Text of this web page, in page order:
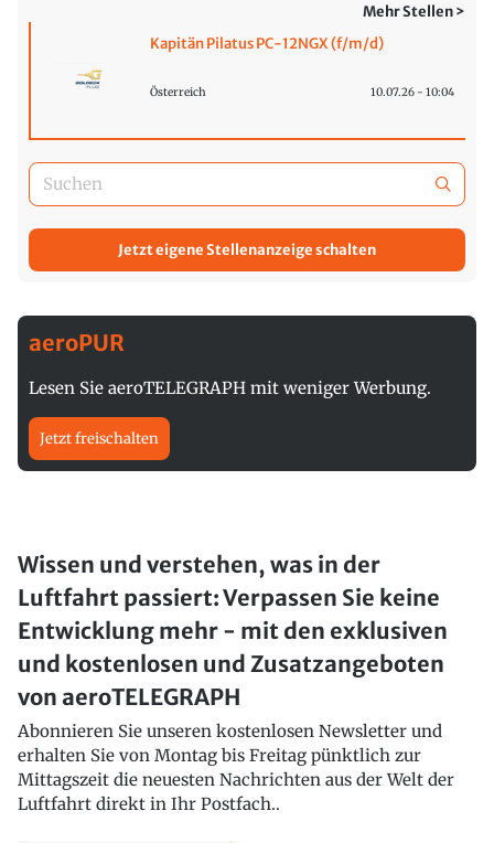
Mehr Stellen >
Kapitän Pilatus PC-12NGX (f/m/d)
Österreich 10.07.26 - 10:04
Jetzt eigene Stellenanzeige schalten
aeroPUR
Lesen Sie aeroTELEGRAPH mit weniger Werbung.
Jetzt freischalten
Wissen und verstehen, was in der
Luftfahrt passiert: Verpassen Sie keine
Entwicklung mehr - mit den exklusiven
und kostenlosen und Zusatzangeboten
von aeroTELEGRAPH
Abonnieren Sie unseren kostenlosen Newsletter und
erhalten Sie von Montag bis Freitag pünktlich zur
Mittagszeit die neuesten Nachrichten aus der Welt der
Luftfahrt direkt in Ihr Postfach..